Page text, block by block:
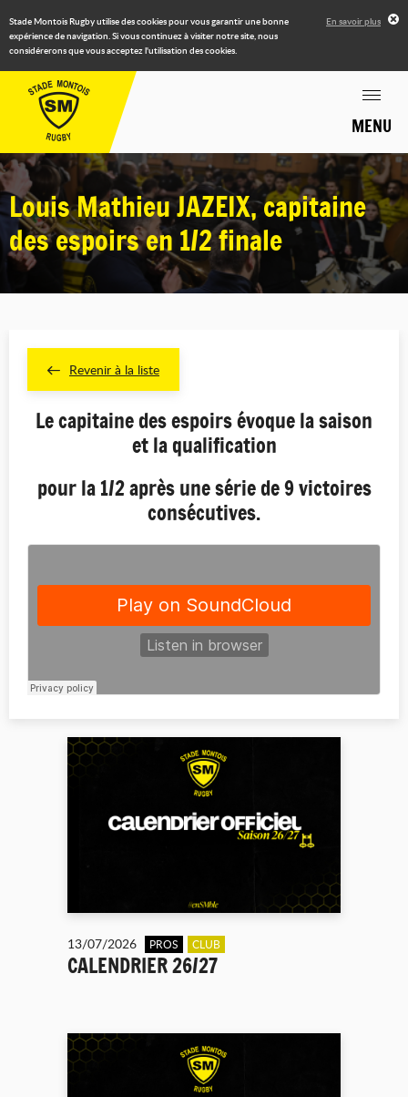
Stade Montois Rugby utilise des cookies pour vous garantir une bonne
expérience de navigation. Si vous continuez à visiter notre site, nous
considérerons que vous acceptez l'utilisation des cookies.
En savoir plus
MENU
Louis Mathieu JAZEIX, capitaine
des espoirs en 1/2 finale
Revenir à la liste
Le capitaine des espoirs évoque la saison
et la qualification
pour la 1/2 après une série de 9 victoires
consécutives.
13/07/2026 PROS CLUB
CALENDRIER 26/27